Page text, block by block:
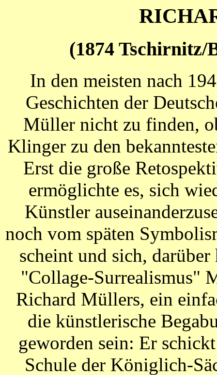
(1874 Tschirnitz/
In den meisten nach
Geschichten der
Müller nicht zu finden,
Klinger zu den
Erst die große
ermöglichte es, sich
Künstler
noch vom späten
scheint und sich,
"Collage-Surrealismus"
Richard Müllers, ein
die künstlerische
geworden sein: Er
Schule der Königlich-